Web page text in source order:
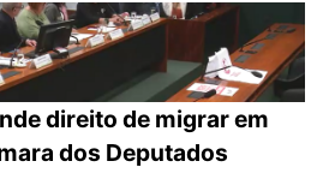
direito de migrar em
dos Deputados